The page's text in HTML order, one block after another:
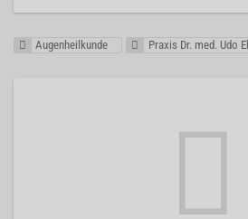
Augenheilkunde Praxis Dr. med. Udo